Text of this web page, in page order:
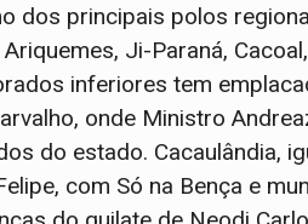
dos principais polos
Ji-Paraná,
inferiores tem
onde Ministro
do estado. Cacaulândia,
com Só na Bença e